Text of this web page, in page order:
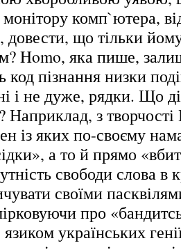
комп`ютера,
довести, що тільки
Homo, яка пише,
пізнання низки
і не дуже, рядки. Що
Наприклад, з
із яких по-своєму
а то й прямо
свободи слова в
своїми
про
українських